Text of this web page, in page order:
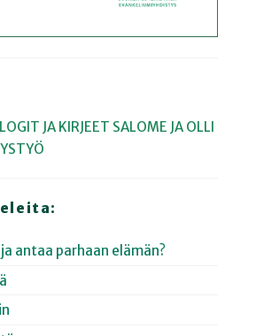
JA KIRJEET SALOME JA OLLI
antaa parhaan elämän?